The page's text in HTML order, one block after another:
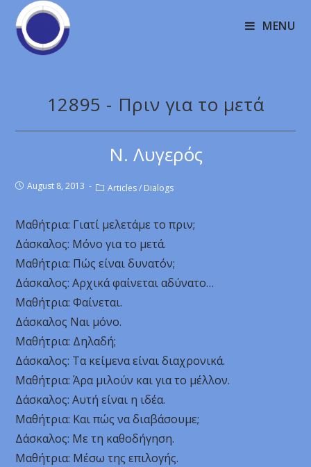
MENU
12895 - Πριν για το μετά
Ν. Λυγερός
August 8, 2013 Articles / Dialogs
Μαθήτρια: Γιατί μελετάμε το πριν;
Δάσκαλος: Μόνο για το μετά.
Μαθήτρια: Πώς είναι δυνατόν;
Δάσκαλος: Αρχικά φαίνεται αδύνατο…
Μαθήτρια: Φαίνεται.
Δάσκαλος Ναι μόνο.
Μαθήτρια: Δηλαδή;
Δάσκαλος: Τα κείμενα είναι διαχρονικά.
Μαθήτρια: Άρα μιλούν και για το μέλλον.
Δάσκαλος: Αυτή είναι η ιδέα.
Μαθήτρια: Και πώς να διαβάσουμε;
Δάσκαλος: Με τη καθοδήγηση.
Μαθήτρια: Μέσω της επιλογής.